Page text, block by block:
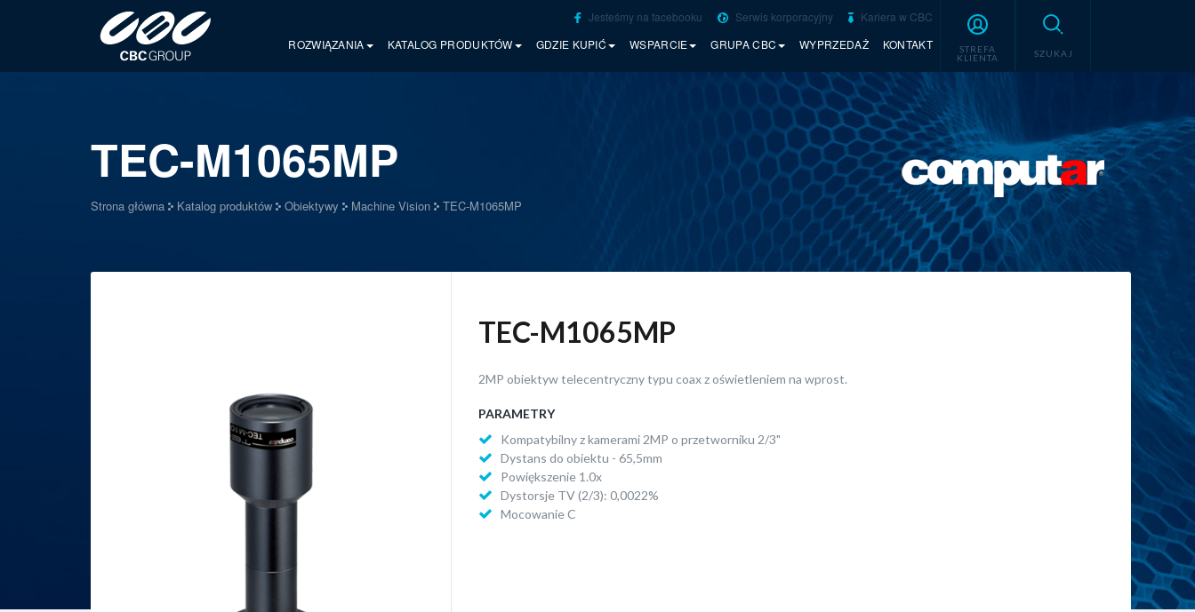
Jesteśmy na facebooku Serwis korporacyjny
Kariera w CBC
ROZWIĄZANIA
KATALOG PRODUKTÓW GDZIE KUPIĆ WSPARCIE GRUPA CBC WYPRZEDAŻ KONTAKT
STREFA
KLIENTA
SZUKAJ
TEC-M1065MP
Strona główna Katalog produktów Obiektywy Machine Vision TEC-M1065MP
TEC-M1065MP
2MP obiektyw telecentryczny typu coax z oświetleniem na wprost.
PARAMETRY
Kompatybilny z kamerami 2MP o przetworniku 2/3"
Dystans do obiektu - 65,5mm
Powiększenie 1.0x
Dystorsje TV (2/3): 0,0022%
Mocowanie C